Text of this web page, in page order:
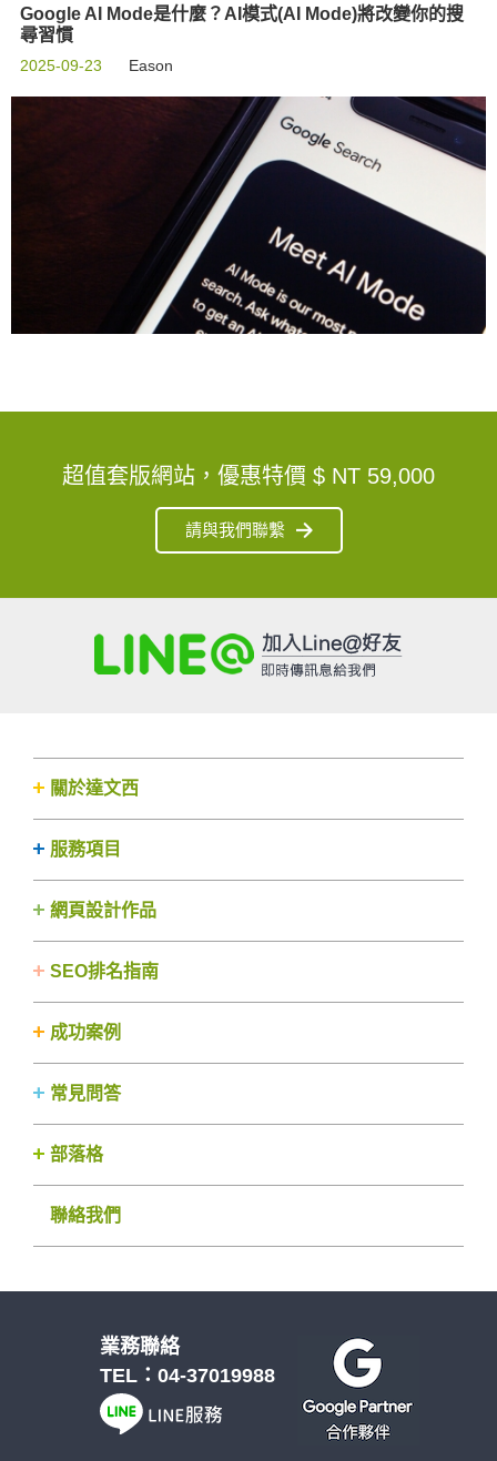
Google AI Mode是什麼？AI模式(AI Mode)將改變你的搜
尋習慣
2025-09-23 Eason
超值套版網站，優惠特價 $ NT 59,000
請與我們聯繫
關於達文西
服務項目
網頁設計作品
SEO排名指南
成功案例
常見問答
部落格
聯絡我們
業務聯絡
TEL： 04-37019988